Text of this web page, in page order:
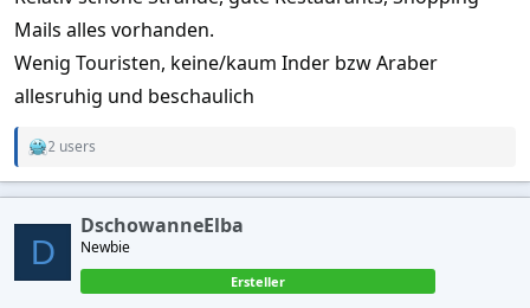
Mails alles vorhanden.
Wenig Touristen, keine/kaum Inder bzw Araber
allesruhig und beschaulich
R
t
o
n
2 users
D
DschowanneElba
Newbie
Ersteller